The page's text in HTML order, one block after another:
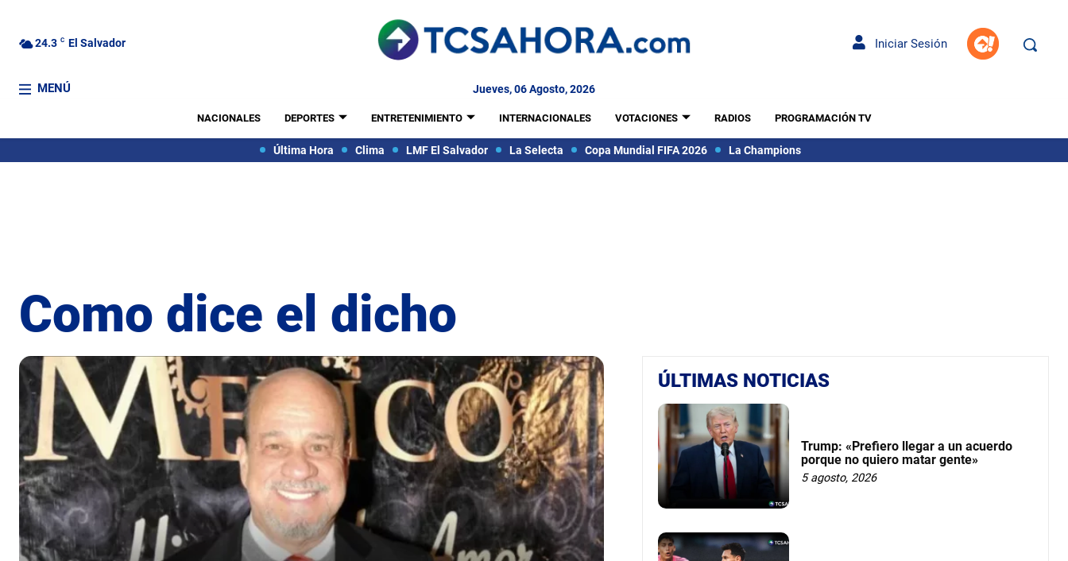
24.3 C El Salvador Iniciar Sesión
MENÚ Jueves, 06 Agosto, 2026
NACIONALES DEPORTES ENTRETENIMIENTO INTERNACIONALES VOTACIONES RADIOS PROGRAMACIÓN TV
Última Hora Clima LMF El Salvador La Selecta Copa Mundial FIFA 2026 La Champions
Como dice el dicho
ÚLTIMAS NOTICIAS
Trump: «Prefiero llegar a un acuerdo
porque no quiero matar gente»
5 agosto, 2026